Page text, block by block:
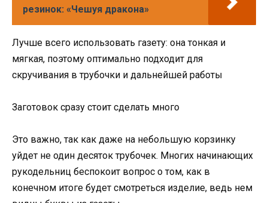
резинок: «Чешуя дракона»
Лучше всего использовать газету: она тонкая и
мягкая, поэтому оптимально подходит для
скручивания в трубочки и дальнейшей работы
Заготовок сразу стоит сделать много
Это важно, так как даже на небольшую корзинку
уйдет не один десяток трубочек. Многих начинающих
рукодельниц беспокоит вопрос о том, как в
конечном итоге будет смотреться изделие, ведь нем